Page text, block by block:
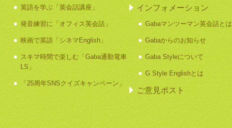
英語を学ぶ「英会話講座」
発音練習に「オフィス英会話」
映画で英語「シネマEnglish」
スキマ時間で楽しむ「Gaba通勤電車
LS」
「25周年SNSクイズキャンペーン」
インフォメーション
Gabaマンツーマン英会話とは
Gabaからのお知らせ
Gaba Styleについて
G Style Englishとは
ご意見ポスト